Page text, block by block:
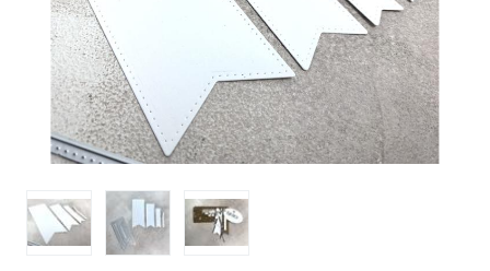
Clear Stamps
Stempelkissen
Kartendeko Embellishments